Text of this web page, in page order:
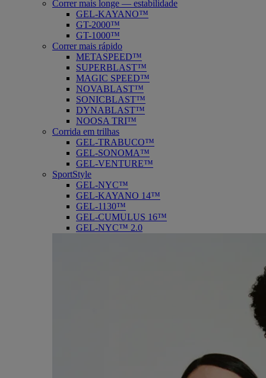
Correr mais longe — estabilidade
GEL-KAYANO™
GT-2000™
GT-1000™
Correr mais rápido
METASPEED™
SUPERBLAST™
MAGIC SPEED™
NOVABLAST™
SONICBLAST™
DYNABLAST™
NOOSA TRI™
Corrida em trilhas
GEL-TRABUCO™
GEL-SONOMA™
GEL-VENTURE™
SportStyle
GEL-NYC™
GEL-KAYANO 14™
GEL-1130™
GEL-CUMULUS 16™
GEL-NYC™ 2.0